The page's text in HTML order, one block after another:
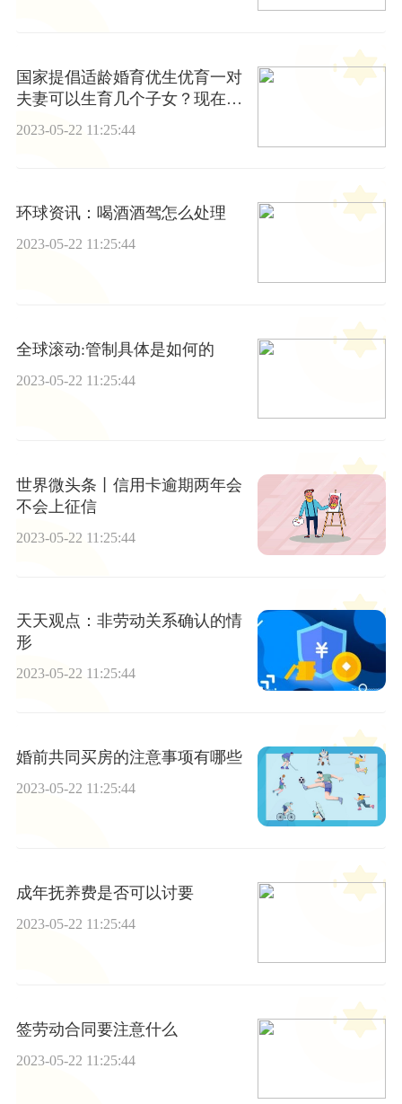
国家提倡适龄婚育优生优育一对
夫妻可以生育几个子女？现在独
2023-05-22 11:25:44
环球资讯：喝酒酒驾怎么处理
2023-05-22 11:25:44
全球滚动:管制具体是如何的
2023-05-22 11:25:44
世界微头条丨信用卡逾期两年会
不会上征信
2023-05-22 11:25:44
天天观点：非劳动关系确认的情
形
2023-05-22 11:25:44
婚前共同买房的注意事项有哪些
2023-05-22 11:25:44
成年抚养费是否可以讨要
2023-05-22 11:25:44
签劳动合同要注意什么
2023-05-22 11:25:44